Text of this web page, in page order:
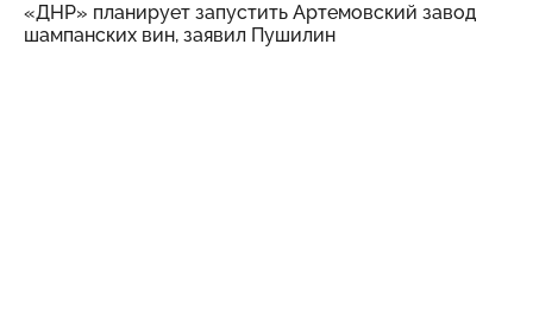
«ДНР» планирует запустить Артемовский завод
шампанских вин, заявил Пушилин